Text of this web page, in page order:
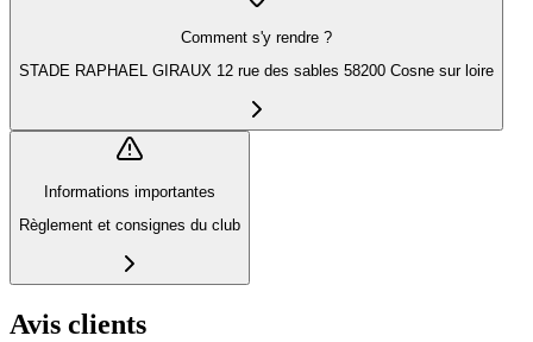
Comment s'y rendre ?
STADE RAPHAEL GIRAUX 12 rue des sables 58200 Cosne sur loire
Informations importantes
Règlement et consignes du club
Avis clients